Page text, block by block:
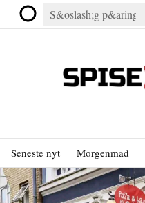
Seneste nyt Morgenmad